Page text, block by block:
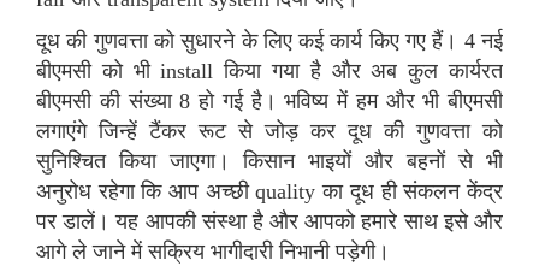
दूध की गुणवत्ता को सुधारने के लिए कई कार्य किए गए हैं। 4 नई
बीएमसी को भी install किया गया है और अब कुल कार्यरत
बीएमसी की संख्या 8 हो गई है। भविष्य में हम और भी बीएमसी
लगाएंगे जिन्हें टैंकर रूट से जोड़ कर दूध की गुणवत्ता को
सुनिश्चित किया जाएगा। किसान भाइयों और बहनों से भी
अनुरोध रहेगा कि आप अच्छी quality का दूध ही संकलन केंद्र
पर डालें। यह आपकी संस्था है और आपको हमारे साथ इसे और
आगे ले जाने में सक्रिय भागीदारी निभानी पड़ेगी।